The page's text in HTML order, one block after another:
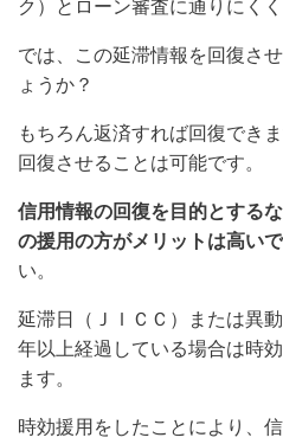
ク）とローン審査に通りにくく
では、この延滞情報を回復さ
ょうか？
もちろん返済すれば回復でき
回復させることは可能です。
信用情報の回復を目的とするな
の援用の方がメリットは高い
い。
延滞日（ＪＩＣＣ）または異
年以上経過している場合は時
ます。
時効援用をしたことにより